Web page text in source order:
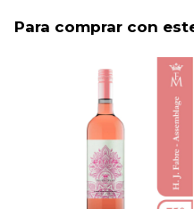
Para comprar con